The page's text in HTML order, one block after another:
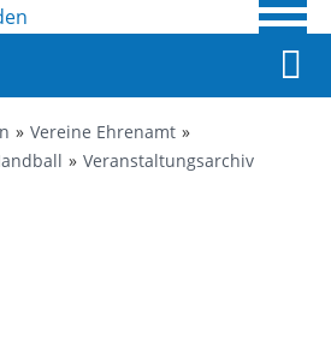
Vereine Ehrenamt
Veranstaltungsarchiv